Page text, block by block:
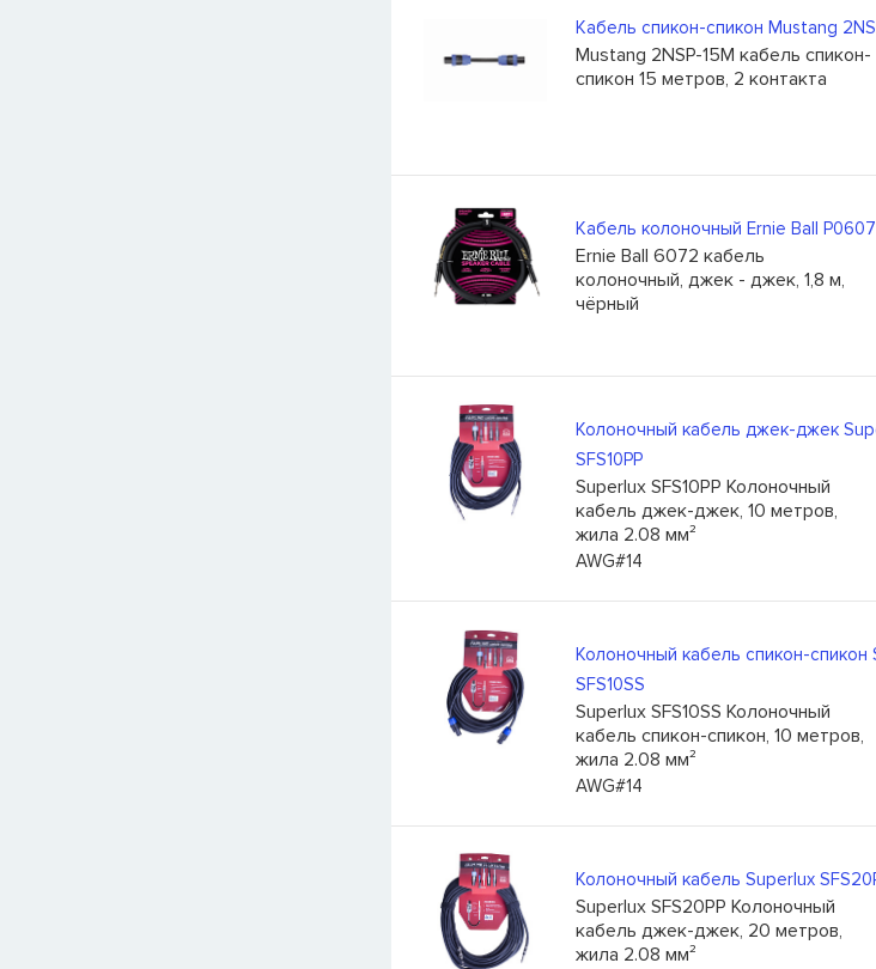
Кабель спикон-спикон Mustang
Mustang 2NSP-15M кабель спикон-
спикон 15 метров, 2 контакта
Кабель колоночный Ernie Ball
Ernie Ball 6072 кабель
колоночный, джек - джек, 1,8 м,
чёрный
Колоночный кабель джек-джек
SFS10PP
Superlux SFS10PP Колоночный
кабель джек-джек, 10 метров,
жила 2.08 мм²
AWG#14
Колоночный кабель спикон-спикон
SFS10SS
Superlux SFS10SS Колоночный
кабель спикон-спикон, 10 метров,
жила 2.08 мм²
AWG#14
Колоночный кабель Superlux
Superlux SFS20PP Колоночный
кабель джек-джек, 20 метров,
жила 2.08 мм²